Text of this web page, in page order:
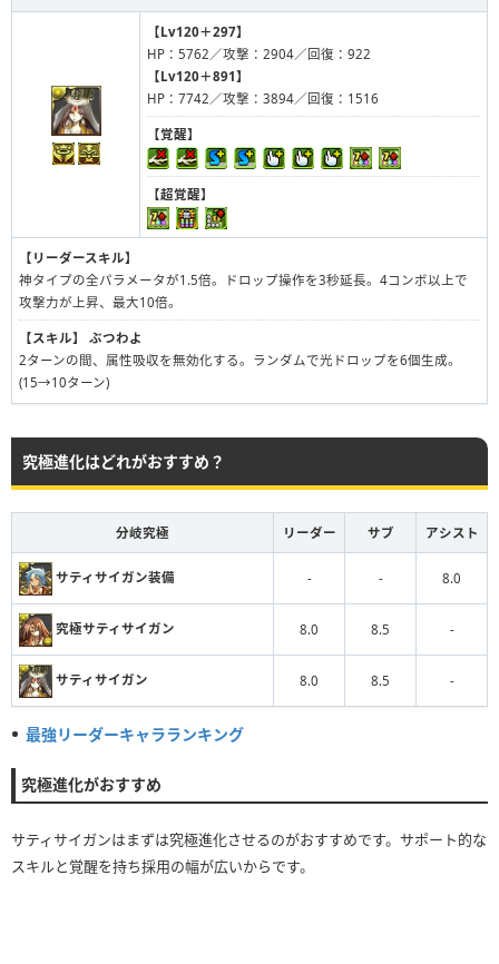
【Lv120＋297】
HP：5762／攻撃：2904／回復：922
【Lv120＋891】
HP：7742／攻撃：3894／回復：1516
【覚醒】
【超覚醒】
【リーダースキル】
神タイプの全パラメータが1.5倍。ドロップ操作を3秒延長。4コンボ以上で
攻撃力が上昇、最大10倍。
【スキル】
ぶつわよ
2ターンの間、属性吸収を無効化する。ランダムで光ドロップを6個生成。
(15→10ターン)
究極進化はどれがおすすめ？
分岐究極 リーダー サブ アシスト
サティサイガン装備 - - 8.0
究極サティサイガン 8.0 8.5 -
サティサイガン 8.0 8.5 -
最強リーダーキャラランキング
究極進化がおすすめ
サティサイガンはまずは究極進化させるのがおすすめです。サポート的な
スキルと覚醒を持ち採用の幅が広いからです。